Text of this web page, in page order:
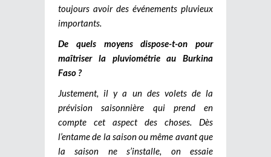
toujours avoir des événements pluvieux
importants.
De quels moyens dispose-t-on pour
maîtriser la pluviométrie au Burkina
Faso ?
Justement, il y a un des volets de la
prévision saisonnière qui prend en
compte cet aspect des choses. Dès
l’entame de la saison ou même avant que
la saison ne s’installe, on essaie